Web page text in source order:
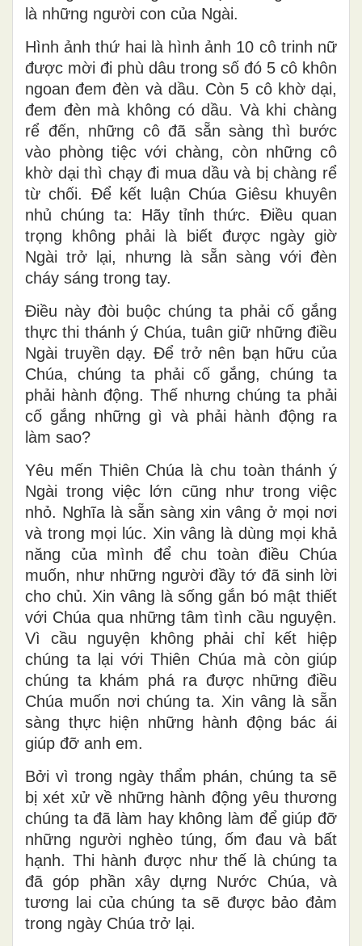
là những người con của Ngài.
Hình ảnh thứ hai là hình ảnh 10 cô trinh nữ
được mời đi phù dâu trong số đó 5 cô khôn
ngoan đem đèn và dầu. Còn 5 cô khờ dại,
đem đèn mà không có dầu. Và khi chàng
rể đến, những cô đã sẵn sàng thì bước
vào phòng tiệc với chàng, còn những cô
khờ dại thì chạy đi mua dầu và bị chàng rể
từ chối. Để kết luận Chúa Giêsu khuyên
nhủ chúng ta: Hãy tỉnh thức. Điều quan
trọng không phải là biết được ngày giờ
Ngài trở lại, nhưng là sẵn sàng với đèn
cháy sáng trong tay.
Điều này đòi buộc chúng ta phải cố gắng
thực thi thánh ý Chúa, tuân giữ những điều
Ngài truyền dạy. Để trở nên bạn hữu của
Chúa, chúng ta phải cố gắng, chúng ta
phải hành động. Thế nhưng chúng ta phải
cố gắng những gì và phải hành động ra
làm sao?
Yêu mến Thiên Chúa là chu toàn thánh ý
Ngài trong việc lớn cũng như trong việc
nhỏ. Nghĩa là sẵn sàng xin vâng ở mọi nơi
và trong mọi lúc. Xin vâng là dùng mọi khả
năng của mình để chu toàn điều Chúa
muốn, như những người đầy tớ đã sinh lời
cho chủ. Xin vâng là sống gắn bó mật thiết
với Chúa qua những tâm tình cầu nguyện.
Vì cầu nguyện không phải chỉ kết hiệp
chúng ta lại với Thiên Chúa mà còn giúp
chúng ta khám phá ra được những điều
Chúa muốn nơi chúng ta. Xin vâng là sẵn
sàng thực hiện những hành động bác ái
giúp đỡ anh em.
Bởi vì trong ngày thẩm phán, chúng ta sẽ
bị xét xử về những hành động yêu thương
chúng ta đã làm hay không làm để giúp đỡ
những người nghèo túng, ốm đau và bất
hạnh. Thi hành được như thế là chúng ta
đã góp phần xây dựng Nước Chúa, và
tương lai của chúng ta sẽ được bảo đảm
trong ngày Chúa trở lại.